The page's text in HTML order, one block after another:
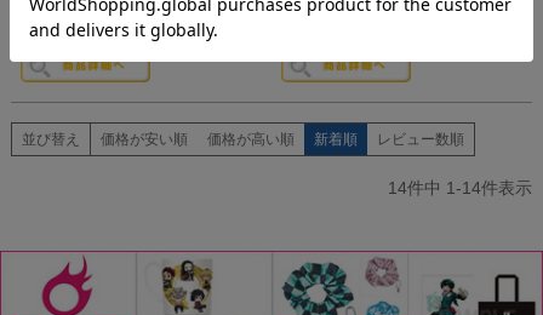
在庫切れ
並び替え 価格が安い順 価格が高い順 新着順 レビュー数順
14件中 1-14件表示